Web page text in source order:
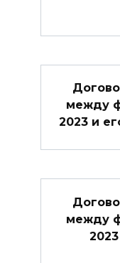
между
2023 и
между